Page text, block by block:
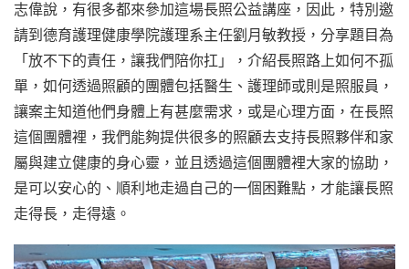
志偉說，有很多都來參加這場長照公益講座，因此，特別邀
請到德育護理健康學院護理系主任劉月敏教授，分享題目為
「放不下的責任，讓我們陪你扛」，介紹長照路上如何不孤
單，如何透過照顧的團體包括醫生、護理師或則是照服員，
讓案主知道他們身體上有甚麼需求，或是心理方面，在長照
這個團體裡，我們能夠提供很多的照顧去支持長照夥伴和家
屬與建立健康的身心靈，並且透過這個團體裡大家的協助，
是可以安心的、順利地走過自己的一個困難點，才能讓長照
走得長，走得遠。